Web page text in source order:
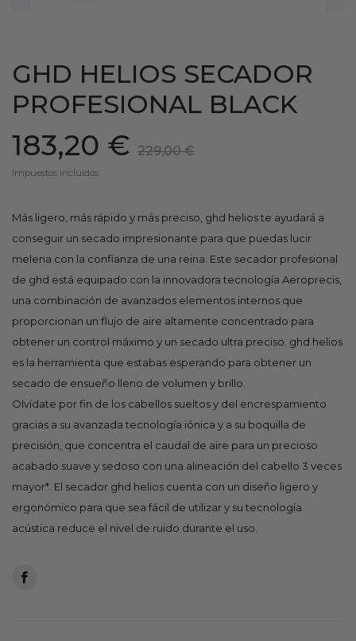
GHD HELIOS SECADOR
PROFESIONAL BLACK
183,20 € 229,00 €
Impuestos incluidos
Más ligero, más rápido y más preciso, ghd helios te ayudará a
conseguir un secado impresionante para que puedas lucir
melena con la confianza de una reina. Este secador profesional
de ghd está equipado con la innovadora tecnología Aeroprecis,
una combinación de avanzados elementos internos que
proporcionan un flujo de aire altamente concentrado para
obtener un control máximo y un secado ultra preciso. ghd helios
es la herramienta que estabas esperando para obtener un
secado de ensueño lleno de volumen y brillo.
Olvídate por fin de los cabellos sueltos y del encrespamiento
gracias a su avanzada tecnología iónica y a su boquilla de
precisión, que concentra el caudal de aire para un precioso
acabado suave y sedoso con una alineación del cabello 3 veces
mayor*. El secador ghd helios cuenta con un diseño ligero y
ergonómico para que sea fácil de utilizar y su tecnología
acústica reduce el nivel de ruido durante el uso.